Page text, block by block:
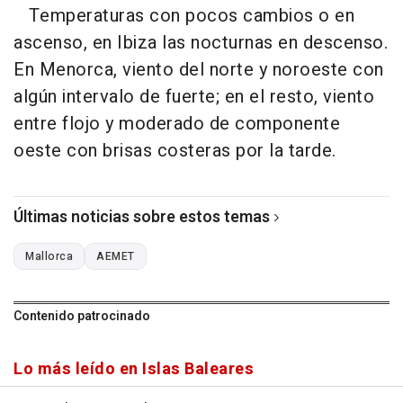
Temperaturas con pocos cambios o en
ascenso, en Ibiza las nocturnas en descenso.
En Menorca, viento del norte y noroeste con
algún intervalo de fuerte; en el resto, viento
entre flojo y moderado de componente
oeste con brisas costeras por la tarde.
Últimas noticias sobre estos temas
Mallorca AEMET
Contenido patrocinado
Lo más leído en Islas Baleares